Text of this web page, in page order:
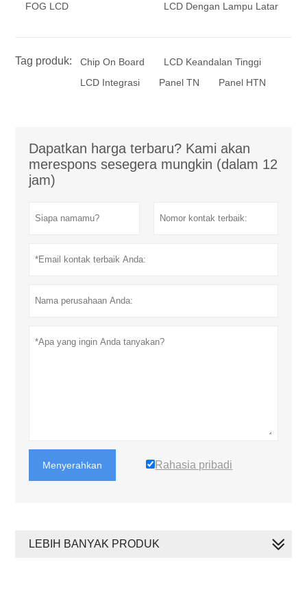
FOG LCD LCD Dengan Lampu Latar
Tag produk: Chip On Board
LCD Keandalan Tinggi
LCD Integrasi
Panel TN Panel HTN
Dapatkan harga terbaru? Kami akan
merespons sesegera mungkin (dalam 12
jam)
Menyerahkan Rahasia pribadi
LEBIH BANYAK PRODUK